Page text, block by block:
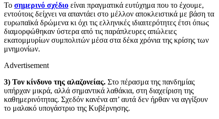
Το σημερινό σχέδιο είναι πραγματικά ευτύχημα που το έχουμε,
εντούτοις δείχνει να απαντάει στο μέλλον αποκλειστικά με βάση τα
ευρωπαϊκά δρώμενα κι όχι τις ελληνικές ιδιαιτερότητες έτσι όπως
διαμορφώθηκαν ύστερα από τις παράπλευρες απώλειες
εκατομμυρίων συμπολιτών μέσα στα δέκα χρόνια της κρίσης των
μνημονίων.
Advertisement
3) Τον κίνδυνο της αλαζονείας. Στο πέρασμα της πανδημίας
υπήρχαν μικρά, αλλά σημαντικά λαθάκια, στη διαχείριση της
καθημερινότητας. Σχεδόν κανένα απ’ αυτά δεν ήρθαν να αγγίξουν
το μαλακό υπογάστριο της Κυβέρνησης.